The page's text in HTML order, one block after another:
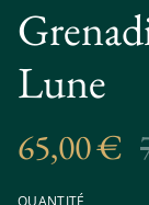
Lune
65,00 €
QUANTITÉ